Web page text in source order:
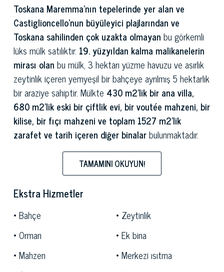
Toskana Maremma'nın tepelerinde yer alan ve
Castiglioncello'nun büyüleyici plajlarından ve
Toskana sahilinden çok uzakta olmayan bu görkemli
lüks mülk satılıktır. 19. yüzyıldan kalma malikanelerin
mirası olan bu mülk, 3 hektarı yüzme havuzu ve asırlık
zeytinlik içeren yemyeşil bir bahçeye ayrılmış 5 hektarlık
bir araziye sahiptir. Mülkte 430 m2'lik bir ana villa,
680 m2'lik eski bir çiftlik evi, bir voutée mahzeni, bir
kilise, bir fıçı mahzeni ve toplam 1527 m2'lik
zarafet ve tarih içeren diğer binalarbulunmaktadır.
Livorno yakınlarındaki kırsal alanda yer alan bu mülk,
huzur ve özgünlük vahası sunuyor. Yeşil tepeler, üzüm
şarap ve zeytinyağı gibi mükemmel ürünleriyle ünlü
Toskana'nın kırsal kalbine bir dalış niteliğindedir. Ayrıcalıklı
plajlara kısa bir mesafede kalarakkırsal sessizliğin
keyfini çıkarmanıza olanak tanır.
TAMAMINI OKUYUN!
Ekstra Hizmetler
Bahçe
Zeytinlik
Orman
Ek bina
Mahzen
Merkezi ısıtma